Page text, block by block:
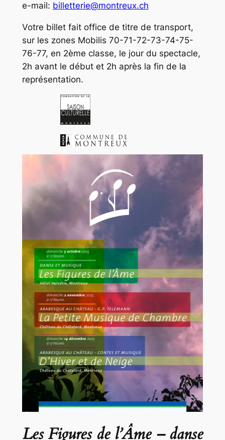
e-mail: billetterie@montreux.ch
Votre billet fait office de titre de transport,
sur les zones Mobilis 70-71-72-73-74-75-
76-77, en 2ème classe, le jour du spectacle,
2h avant le début et 2h après la fin de la
représentation.
Les Figures de l’Âme – danse